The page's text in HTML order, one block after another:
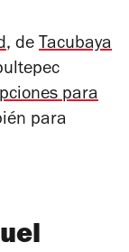
, de Tacubaya
para
para